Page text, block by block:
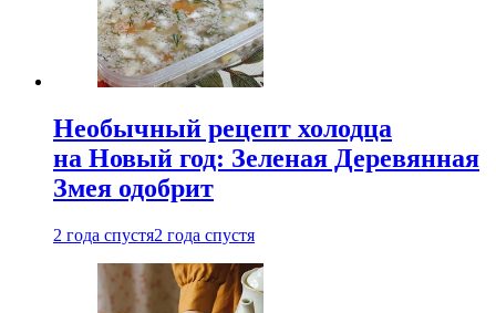
Необычный рецепт холодца
на Новый год: Зеленая Деревянная
Змея одобрит
2 года спустя2 года спустя